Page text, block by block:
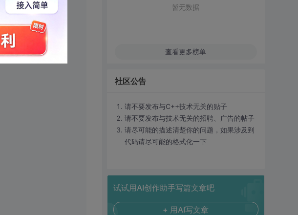
暂无数据
查看更多榜单
社区公告
请不要发布与C++技术无关的贴子
请不要发布与技术无关的招聘、广告的帖子
请尽可能的描述清楚你的问题，如果涉及到
代码请尽可能的格式化一下
试试用AI创作助手写篇文章吧
+ 用AI写文章